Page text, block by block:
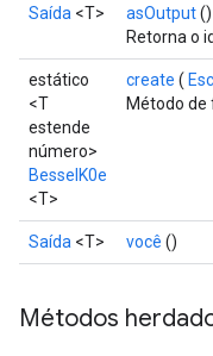
Saída <T> asOutput()
Retorna o
estático
<T
estende
número>
BesselK0e
<T>
create (
Método de
Saída <T> você ()
Métodos